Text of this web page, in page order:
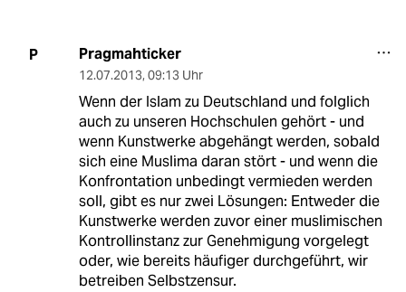
P Pragmahticker
12.07.2013, 09:13 Uhr
Wenn der Islam zu Deutschland und folglich
auch zu unseren Hochschulen gehört - und
wenn Kunstwerke abgehängt werden, sobald
sich eine Muslima daran stört - und wenn die
Konfrontation unbedingt vermieden werden
soll, gibt es nur zwei Lösungen: Entweder die
Kunstwerke werden zuvor einer muslimischen
Kontrollinstanz zur Genehmigung vorgelegt
oder, wie bereits häufiger durchgeführt, wir
betreiben Selbstzensur.